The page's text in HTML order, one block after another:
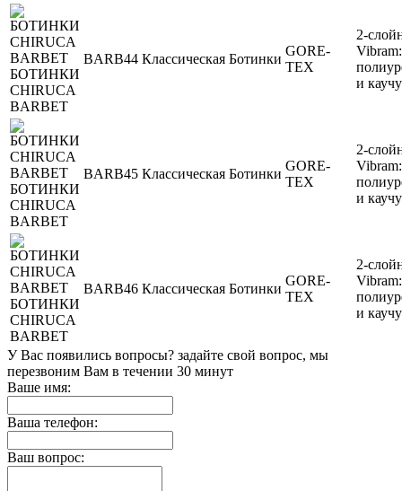
БОТИНКИ
CHIRUCA
BARBET
BARB44 Классическая Ботинки
GORE-
TEX
2-
Vibram:
и
БОТИНКИ
CHIRUCA
BARBET
BARB45 Классическая Ботинки
GORE-
TEX
2-
Vibram:
и
БОТИНКИ
CHIRUCA
BARBET
BARB46 Классическая Ботинки
GORE-
TEX
2-
Vibram:
и
У Вас появились вопросы? задайте свой вопрос, мы
перезвоним Вам в течении 30 минут
Ваше имя:
Ваша телефон:
Ваш вопрос: